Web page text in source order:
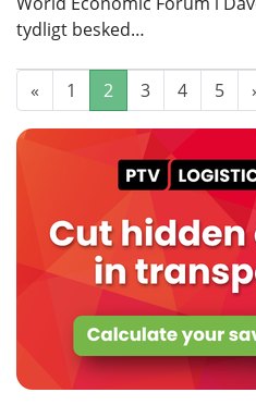
tydligt besked…
« 1 2 3 4 5